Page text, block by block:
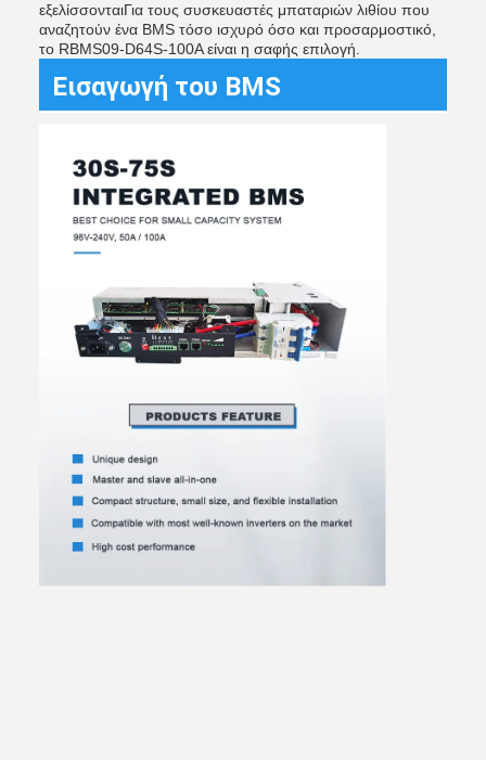
εξελίσσονταιΓια τους συσκευαστές μπαταριών λιθίου που
αναζητούν ένα BMS τόσο ισχυρό όσο και προσαρμοστικό,
το RBMS09-D64S-100A είναι η σαφής επιλογή.
Εισαγωγή του BMS